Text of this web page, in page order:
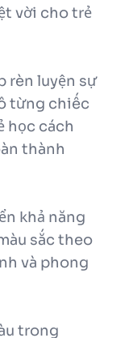
vời cho trẻ
rèn luyện sự
từng chiếc
học cách
thành
khả năng
sắc theo
và phong
trong